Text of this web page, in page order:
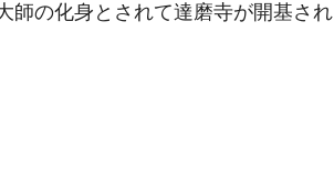
師の化身とされて達磨寺が開基され